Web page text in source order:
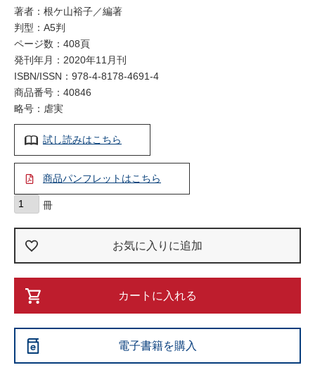
著者：根ケ山裕子／編著
判型：A5判
ページ数：408頁
発刊年月：2020年11月刊
ISBN/ISSN： 978-4-8178-4691-4
商品番号：40846
略号：虐実
試し読みはこちら
商品パンフレットはこちら
お気に入りに追加
カートに入れる
電子書籍を購入